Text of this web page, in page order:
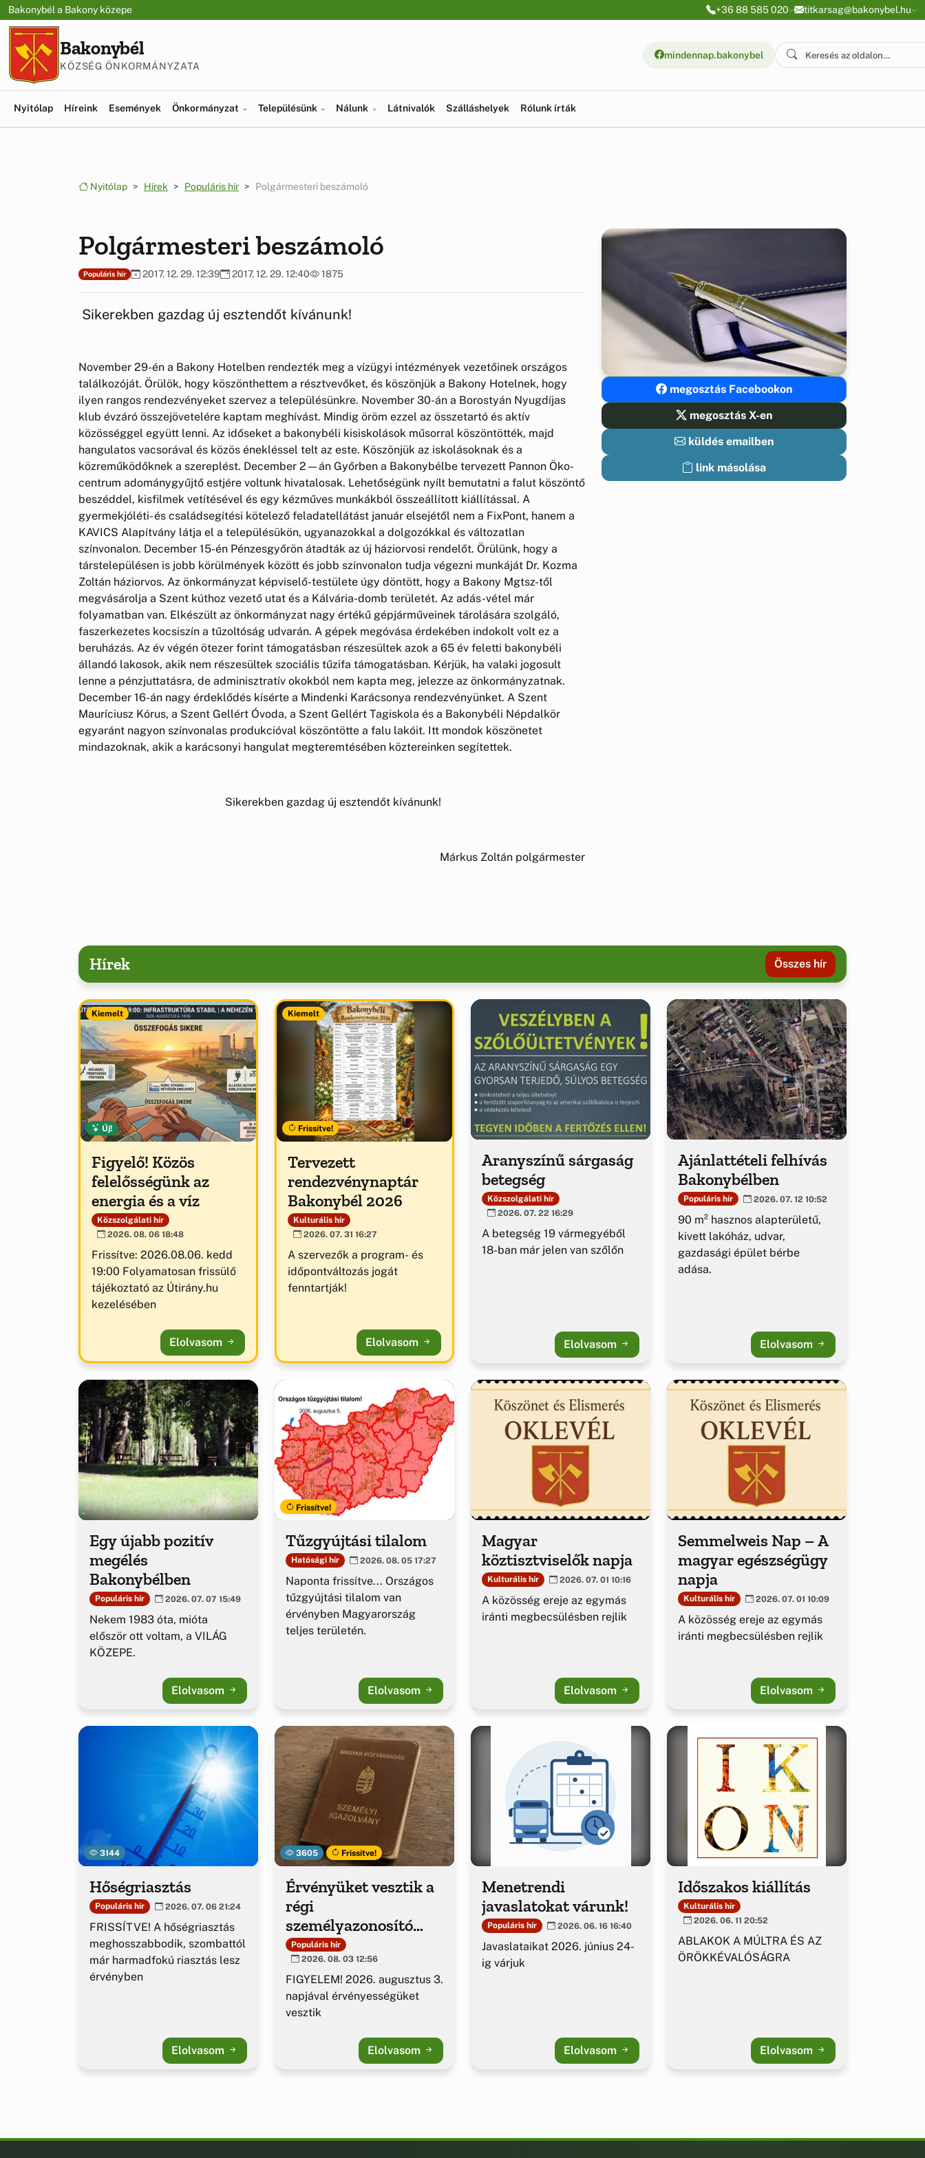
Ugrás a menüre
Ugrás a tartalomra
Bakonybél a Bakony közepe +36 88 585 020 titkarsag@bakonybel.hu
Bakonybél
KÖZSÉG ÖNKORMÁNYZATA
mindennap.bakonybel
Nyitólap Híreink Események Önkormányzat Településünk Nálunk Látnivalók Szálláshelyek Rólunk írták
Nyitólap Hírek Populáris hír Polgármesteri beszámoló
Polgármesteri beszámoló
Populáris hír 2017. 12. 29. 12:39 2017. 12. 29. 12:40 1875
Sikerekben gazdag új esztendőt kívánunk!
November 29-én a Bakony Hotelben rendezték meg a vízügyi intézmények vezetőinek országos
találkozóját. Örülök, hogy köszönthettem a résztvevőket, és köszönjük a Bakony Hotelnek, hogy
ilyen rangos rendezvényeket szervez a településünkre. November 30-án a Borostyán Nyugdíjas
klub évzáró összejövetelére kaptam meghívást. Mindig öröm ezzel az összetartó és aktív
közösséggel együtt lenni. Az időseket a bakonybéli kisiskolások műsorral köszöntötték, majd
hangulatos vacsorával és közös énekléssel telt az este. Köszönjük az iskolásoknak és a
közreműködőknek a szereplést. December 2—án Győrben a Bakonybélbe tervezett Pannon Öko-
centrum adománygyűjtő estjére voltunk hivatalosak. Lehetőségünk nyílt bemutatni a falut köszöntő
beszéddel, kisfilmek vetítésével és egy kézműves munkákból összeállított kiállítással. A
gyermekjóléti- és családsegítési kötelező feladatellátást január elsejétől nem a FixPont, hanem a
KAVICS Alapítvány látja el a településükön, ugyanazokkal a dolgozókkal és változatlan
színvonalon. December 15-én Pénzesgyőrön átadták az új háziorvosi rendelőt. Örülünk, hogy a
társtelepülésen is jobb körülmények között és jobb színvonalon tudja végezni munkáját Dr. Kozma
Zoltán háziorvos. Az önkormányzat képviselő-testülete úgy döntött, hogy a Bakony Mgtsz-től
megvásárolja a Szent kúthoz vezető utat és a Kálvária-domb területét. Az adás-vétel már
folyamatban van. Elkészült az önkormányzat nagy értékű gépjárműveinek tárolására szolgáló,
faszerkezetes kocsiszín a tűzoltóság udvarán. A gépek megóvása érdekében indokolt volt ez a
beruházás. Az év végén ötezer forint támogatásban részesültek azok a 65 év feletti bakonybéli
állandó lakosok, akik nem részesültek szociális tűzifa támogatásban. Kérjük, ha valaki jogosult
lenne a pénzjuttatásra, de adminisztratív okokból nem kapta meg, jelezze az önkormányzatnak.
December 16-án nagy érdeklődés kísérte a Mindenki Karácsonya rendezvényünket. A Szent
Mauríciusz Kórus, a Szent Gellért Óvoda, a Szent Gellért Tagiskola és a Bakonybéli Népdalkör
egyaránt nagyon színvonalas produkcióval köszöntötte a falu lakóit. Itt mondok köszönetet
mindazoknak, akik a karácsonyi hangulat megteremtésében köztereinken segítettek.
Sikerekben gazdag új esztendőt kívánunk!
Márkus Zoltán polgármester
megosztás Facebookon
megosztás X-en
küldés emailben
link másolása
Hírek Összes hír
Kiemelt
Új!
Figyelő! Közös
felelősségünk az
energia és a víz
Közszolgálati hír
2026. 08. 06 18:48
Frissítve: 2026.08.06. kedd
19:00 Folyamatosan frissülő
tájékoztató az Útirány.hu
kezelésében
Elolvasom
Kiemelt
Frissítve!
Tervezett
rendezvénynaptár
Bakonybél 2026
Kulturális hír
2026. 07. 31 16:27
A szervezők a program- és
időpontváltozás jogát
fenntartják!
Elolvasom
Aranyszínű sárgaság
betegség
Közszolgálati hír
2026. 07. 22 16:29
A betegség 19 vármegyéből
18-ban már jelen van szőlőn
Elolvasom
Ajánlattételi felhívás
Bakonybélben
Populáris hír 2026. 07. 12 10:52
90 m² hasznos alapterületű,
kivett lakóház, udvar,
gazdasági épület bérbe
adása.
Elolvasom
Egy újabb pozitív
megélés
Bakonybélben
Populáris hír 2026. 07. 07 15:49
Nekem 1983 óta, mióta
először ott voltam, a VILÁG
KÖZEPE.
Elolvasom
Frissítve!
Tűzgyújtási tilalom
Hatósági hír 2026. 08. 05 17:27
Naponta frissítve... Országos
tűzgyújtási tilalom van
érvényben Magyarország
teljes területén.
Elolvasom
Magyar
köztisztviselők napja
Kulturális hír 2026. 07. 01 10:16
A közösség ereje az egymás
iránti megbecsülésben rejlik
Elolvasom
Semmelweis Nap – A
magyar egészségügy
napja
Kulturális hír 2026. 07. 01 10:09
A közösség ereje az egymás
iránti megbecsülésben rejlik
Elolvasom
3144
Hőségriasztás
Populáris hír 2026. 07. 06 21:24
FRISSÍTVE! A hőségriasztás
meghosszabbodik, szombattól
már harmadfokú riasztás lesz
érvényben
Elolvasom
3605 Frissítve!
Érvényüket vesztik a
régi
személyazonosító
igazolványok
Populáris hír
2026. 08. 03 12:56
FIGYELEM! 2026. augusztus 3.
napjával érvényességüket
vesztik
Elolvasom
Menetrendi
javaslatokat várunk!
Populáris hír 2026. 06. 16 16:40
Javaslataikat 2026. június 24-
ig várjuk
Elolvasom
Időszakos kiállítás
Kulturális hír
2026. 06. 11 20:52
ABLAKOK A MÚLTRA ÉS AZ
ÖRÖKKÉVALÓSÁGRA
Elolvasom